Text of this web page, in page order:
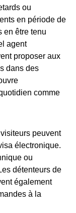
ou
en période de
en être tenu
agent
proposer aux
dans des
comme
peuvent
électronique.
ou
détenteurs de
également
à la